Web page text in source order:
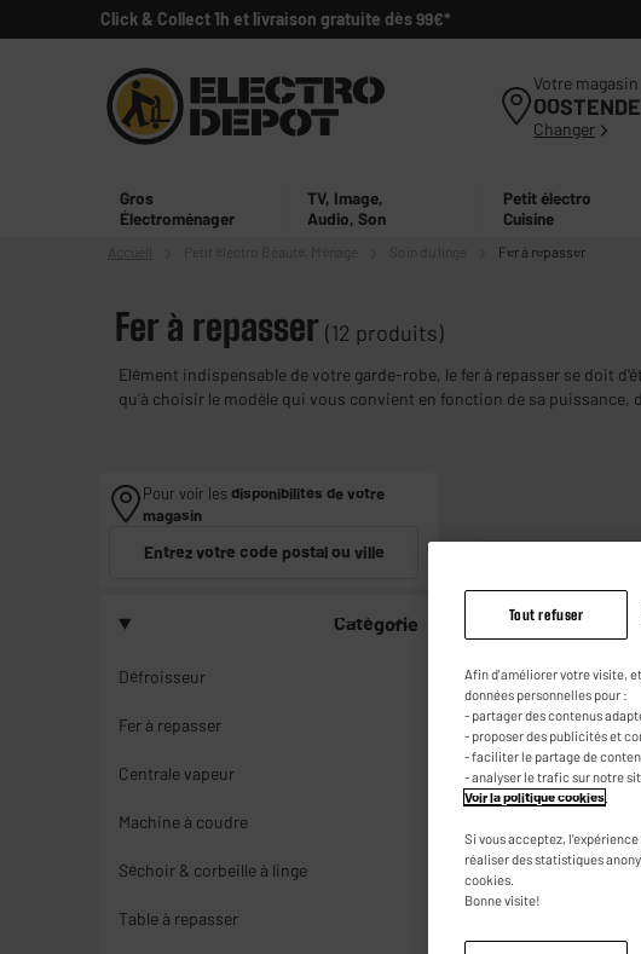
Click & Collect 1h et livraison gratuite dès 99€*
Votre magasin
OOSTENDE
Changer
Gros
Électroménager
TV, Image,
Audio, Son
Petit électro
Cuisine
Accueil Petit électro Fer à repasser
Fer à repasser (12 produits)
Elément indispensable de votre garde-robe, le fer à repasser se doit
qu'à choisir le modèle qui vous convient en fonction de sa puissance,
Pour voir lesdisponibilités de votre
magasin
Entrez votre code postal ou ville
Catégorie
Défroisseur
Fer à repasser
Centrale vapeur
Machine à coudre
Séchoir & corbeille à linge
Table à repasser
LE MOINS CHER
Tout refuser
Afin d'améliorer votre visite,
données personnelles pour :
- partager des contenus
- proposer des publicités et
- faciliter le partage de
- analyser le trafic sur notre
Voir la politique cookies
Si vous acceptez,
réaliser des statistiques
cookies.
Bonne visite!